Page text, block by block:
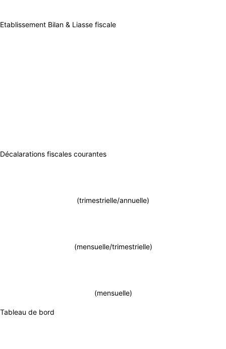
Etablissement Bilan & Liasse fiscale
Décalarations fiscales courantes
(trimestrielle/annuelle)
(mensuelle/trimestrielle)
(mensuelle)
Tableau de bord